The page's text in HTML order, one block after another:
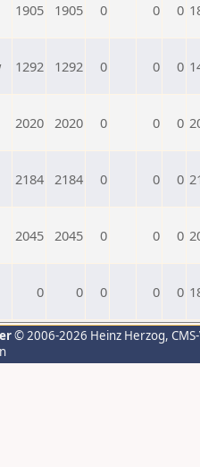
1905 1905 0 0 0
1292 1292 0 0 0
2020 2020 0 0 0
2184 2184 0 0 0
2045 2045 0 0 0
0 0 0 0 0
© 2006-2026 Heinz Herzog,